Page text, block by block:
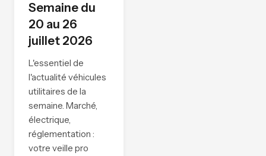
Semaine du
20 au 26
juillet 2026
L'essentiel de
l'actualité véhicules
utilitaires de la
semaine. Marché,
électrique,
réglementation :
votre veille pro